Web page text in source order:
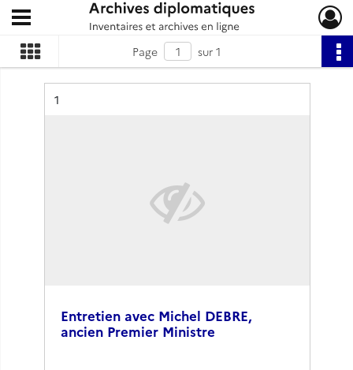
Archives diplomatiques
Ouvrir le menu déroulant
Page sur 1
Résultat n°
1
Entretien avec Michel DEBRE,
ancien Premier Ministre